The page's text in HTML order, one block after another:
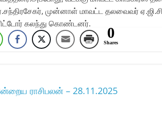
முன்னாள் மாவட்ட தலவைவர்
கலந்து கொண்டனர்.
0
Shares
ராசிபலன் – 28.11.2025